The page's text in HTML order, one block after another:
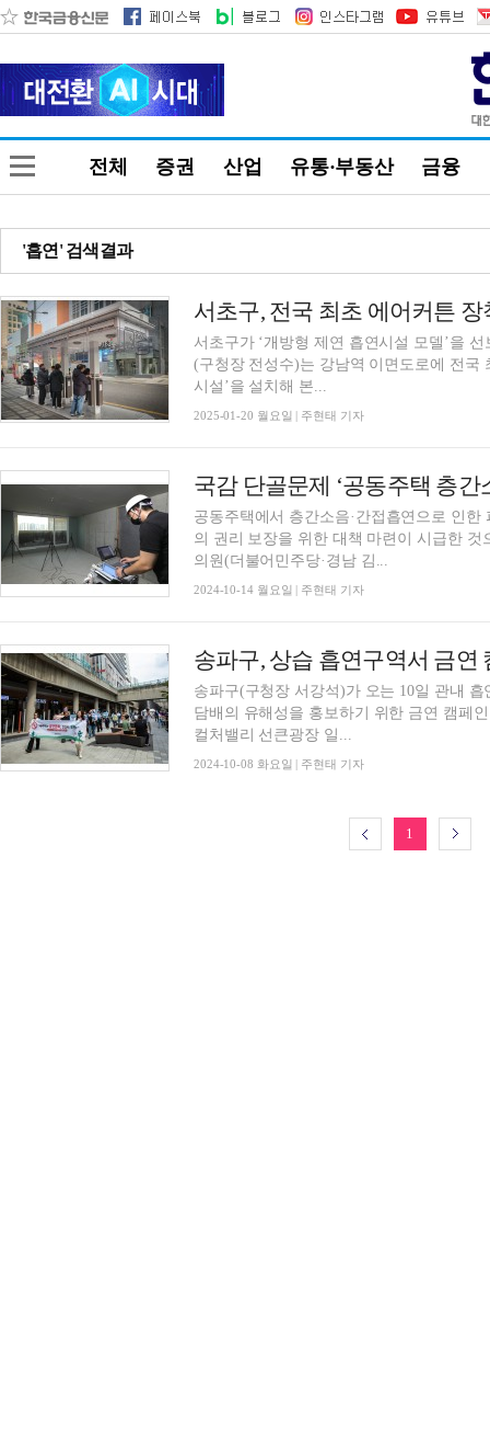
전체 증권 산업 유통·부동산 금융
'흡연' 검색결과
서초구, 전국 최초 에어커튼
서초구가 ‘개방형 제연 흡연시설 모델’을 선보
(구청장 전성수)는 강남역 이면도로에 전국
시설’을 설치해 본...
2025-01-20 월요일 | 주현태 기자
공동주택에서 층간소음·간접흡연으로 인
의 권리 보장을 위한 대책 마련이 시급한
의원(더불어민주당·경남 김...
2024-10-14 월요일 | 주현태 기자
송파구, 상습 흡연구역서 금
송파구(구청장 서강석)가 오는 10일 관내
담배의 유해성을 홍보하기 위한 금연 캠페인을 펼친다고 8
컬처밸리 선큰광장 일...
2024-10-08 화요일 | 주현태 기자
1